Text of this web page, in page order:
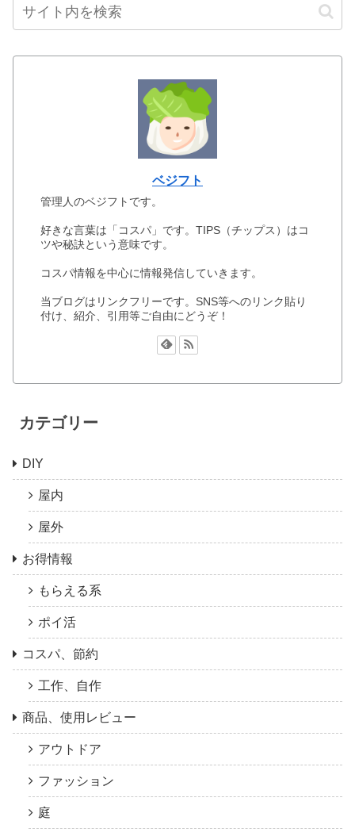
ベジフト
管理人のベジフトです。
好きな言葉は「コスパ」です。TIPS（チップス）はコ
ツや秘訣という意味です。
コスパ情報を中心に情報発信していきます。
当ブログはリンクフリーです。SNS等へのリンク貼り
付け、紹介、引用等ご自由にどうぞ！
カテゴリー
DIY
屋内
屋外
お得情報
もらえる系
ポイ活
コスパ、節約
工作、自作
商品、使用レビュー
アウトドア
ファッション
庭